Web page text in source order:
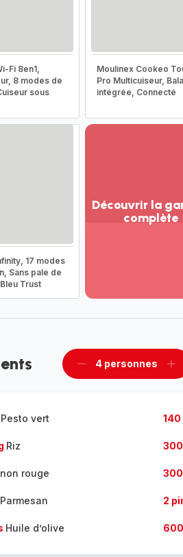
Fi 8en1,
8 modes de
sous
Moulinex Cookeo
Pro Multicuiseur,
intégrée, Connecté
17 modes
Sans pale de
Trust
Découvrir la
complète
gamme
Supprimer
4 personnes
Pesto vert 140
Riz
rouge
Parmesan 2
Huile d’olive